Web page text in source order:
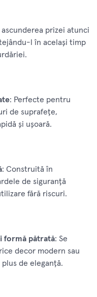
ascunderea prizei atunci
l în același timp
: Perfecte pentru
de suprafețe,
și ușoară.
: Construită în
de siguranță
fără riscuri.
formă pătrată: Se
decor modern sau
de eleganță.